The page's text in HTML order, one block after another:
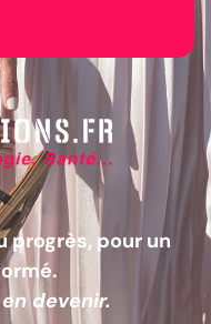
progrès, pour un
devenir.